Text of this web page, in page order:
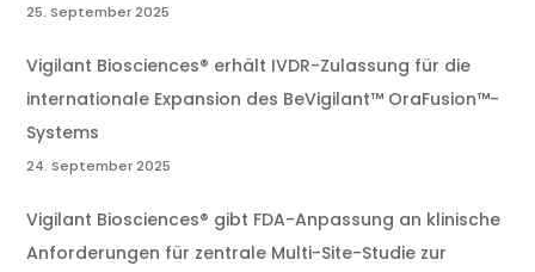
25. September 2025
Vigilant Biosciences® erhält IVDR-Zulassung für die
internationale Expansion des BeVigilant™ OraFusion™-
Systems
24. September 2025
Vigilant Biosciences® gibt FDA-Anpassung an klinische
Anforderungen für zentrale Multi-Site-Studie zur